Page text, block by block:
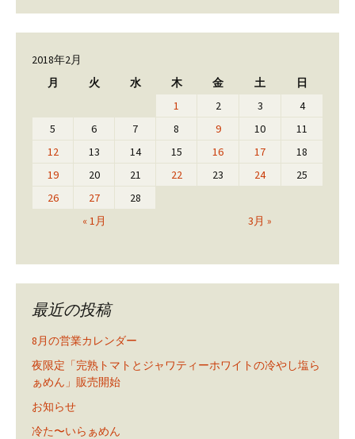
2018年2月
月
火 水 木 金 土 日
« 1月 3月 »
1 2 3
4
5
6 7 8 9 10
11
12
13 14 15 16 17
18
19
20 21 22 23 24
25
26
27 28
最近の投稿
8月の営業カレンダー
夜限定「完熟トマトとジャワティーホワイトの冷やし塩ら
ぁめん」販売開始
お知らせ
冷た〜いらぁめん